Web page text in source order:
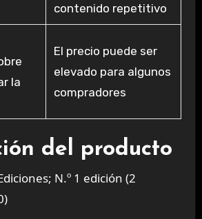
contenido repetitivo
la
El precio puede ser
elevado para algunos
compradores
del producto
N.º 1 edición (2